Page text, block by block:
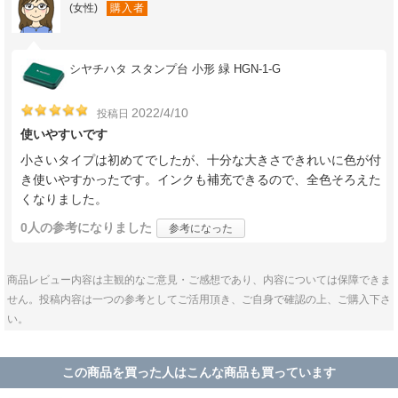
(女性)
購入者
シヤチハタ スタンプ台 小形 緑 HGN-1-G
投稿日 2022/4/10
使いやすいです
小さいタイプは初めてでしたが、十分な大きさできれいに色が付
き使いやすかったです。インクも補充できるので、全色そろえた
くなりました。
0人の参考になりました 参考になった
商品レビュー内容は主観的なご意見・ご感想であり、内容については保障できま
せん。投稿内容は一つの参考としてご活用頂き、ご自身で確認の上、ご購入下さ
い。
この商品を買った人はこんな商品も買っています